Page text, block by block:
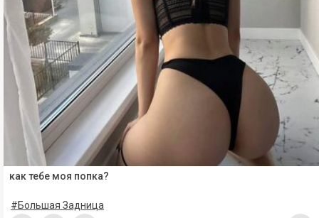
как тебе моя попка?
#Большая Задница